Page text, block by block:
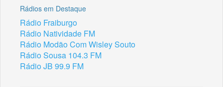
Rádios em Destaque
Rádio Fraiburgo
Rádio Natividade FM
Rádio Modão Com Wisley Souto
Rádio Sousa 104.3 FM
Rádio JB 99.9 FM